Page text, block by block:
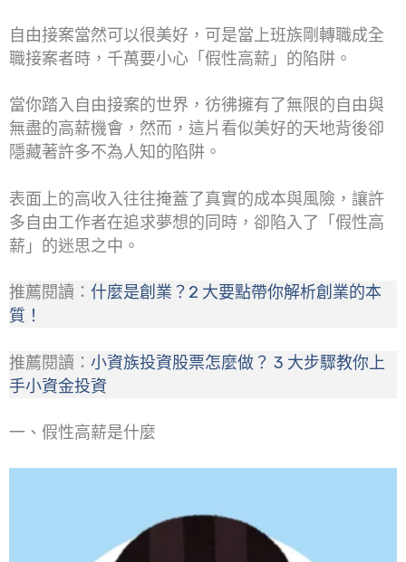
自由接案當然可以很美好，可是當上班族剛轉職成全
職接案者時，千萬要小心「假性高薪」的陷阱。
當你踏入自由接案的世界，彷彿擁有了無限的自由與
無盡的高薪機會，然而，這片看似美好的天地背後卻
隱藏著許多不為人知的陷阱。
表面上的高收入往往掩蓋了真實的成本與風險，讓許
多自由工作者在追求夢想的同時，卻陷入了「假性高
薪」的迷思之中。
推薦閱讀： 什麼是創業？2 大要點帶你解析創業的本
質！
推薦閱讀： 小資族投資股票怎麼做？ 3 大步驟教你上
手小資金投資
一、假性高薪是什麼